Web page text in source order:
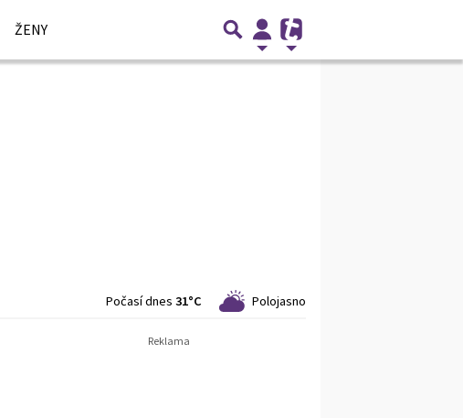
ŽENY
Počasí dnes 31°C Polojasno